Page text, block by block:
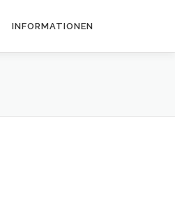
INFORMATIONEN